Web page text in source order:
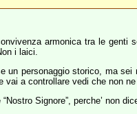
armonica tra le genti
i laici.
un personaggio storico, ma
vai a controllare vedi che non
Signore”, perche’ non